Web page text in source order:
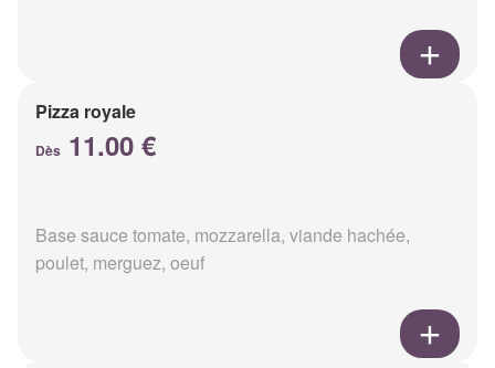
Pizza royale
Dès 11.00 €
Base sauce tomate, mozzarella, viande hachée,
poulet, merguez, oeuf